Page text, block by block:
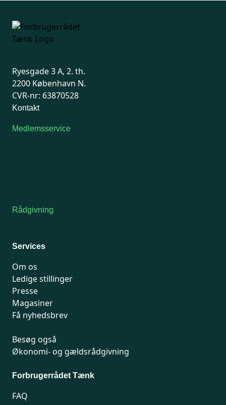
Ryesgade 3 A, 2. th.
2200 København N.
CVR-nr: 63870528
Kontakt
Medlemsservice
Rådgivning
Services
Om os
Ledige stillinger
Presse
Magasiner
Få nyhedsbrev
Besøg også
Økonomi- og gældsrådgivning
Forbrugerrådet Tænk
FAQ